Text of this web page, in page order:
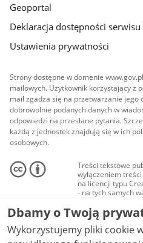
Geoportal
Deklaracja dostępności serwisu
Ustawienia prywatności
Strony dostępne w domenie
mailowych. Użytkownik korzystający z
mail zgadza się na przetwarzanie jego
dobrowolnie podanych danych w
odpowiedzi na przesłane pytania.
każdą z jednostek znajdują się w ich
osobowych.
Treści tekstowe
wyłączeniem
na licencji typu
- na tych samych
Materiały
audio i wideo, są
Creative
niekomercyjne -
NC-ND 4.0), o ile
Dbamy o Twoją
Wykorzystujemy pliki cookie